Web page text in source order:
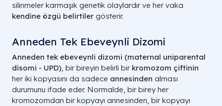
silinmeler karmaşık genetik olaylardır ve her vaka
kendine özgü belirtiler gösterir.
Anneden Tek Ebeveynli Dizomi
Anneden tek ebeveynli dizomi (maternal uniparental
disomi - UPD), bir bireyin belirli bir kromozom çiftinin
her iki kopyasını da sadece annesinden alması
durumunu ifade eder. Normalde, bir birey her
kromozomdan bir kopyayı annesinden, bir kopyayı